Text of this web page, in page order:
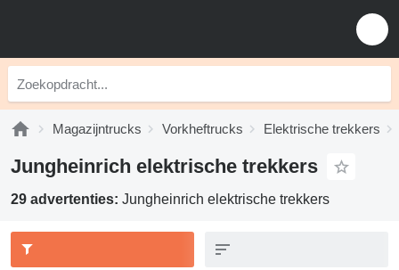
Magazijntrucks Vorkheftrucks Elektrische trekkers
Jungheinrich elektrische trekkers
29 advertenties: Jungheinrich elektrische trekkers